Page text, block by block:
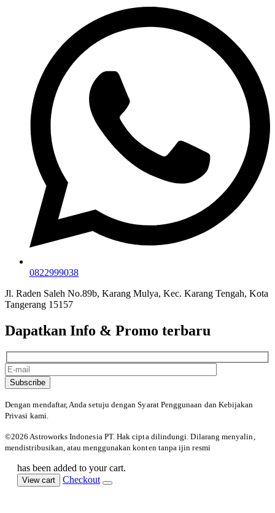
0822999038
Jl. Raden Saleh No.89b, Karang Mulya, Kec. Karang Tengah, Kota
Tangerang 15157
Dapatkan Info & Promo terbaru
Subscribe
Dengan mendaftar, Anda setuju dengan Syarat Penggunaan dan Kebijakan
Privasi kami.
©️2026 Astroworks Indonesia PT. Hak cipta dilindungi. Dilarang menyalin,
mendistribusikan, atau menggunakan konten tanpa ijin resmi
has been added to your cart.
View cart Checkout